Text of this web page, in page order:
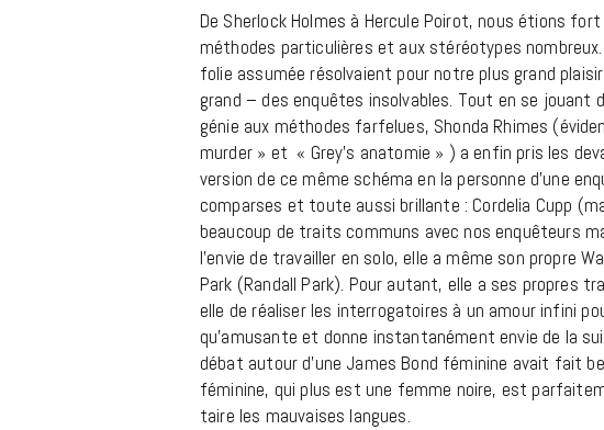
De Sherlock Holmes à Hercule Poirot, nous étions fort
méthodes particulières et aux stéréotypes
folie assumée résolvaient pour notre plus grand
grand – des enquêtes insolvables. Tout en se jouant
génie aux méthodes farfelues, Shonda Rhimes
murder » et « Grey’s anatomie » ) a enfin pris les
version de ce même schéma en la personne d’une
comparses et toute aussi brillante : Cordelia Cupp
beaucoup de traits communs avec nos enquêteurs
l’envie de travailler en solo, elle a même son propre
Park (Randall Park). Pour autant, elle a ses propres
elle de réaliser les interrogatoires à un amour infini
qu’amusante et donne instantanément envie de la
débat autour d’une James Bond féminine avait fait
féminine, qui plus est une femme noire, est
taire les mauvaises langues.